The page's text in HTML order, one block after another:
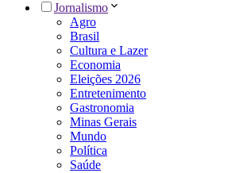
Jornalismo
Agro
Brasil
Cultura e Lazer
Economia
Eleições 2026
Entretenimento
Gastronomia
Minas Gerais
Mundo
Política
Saúde